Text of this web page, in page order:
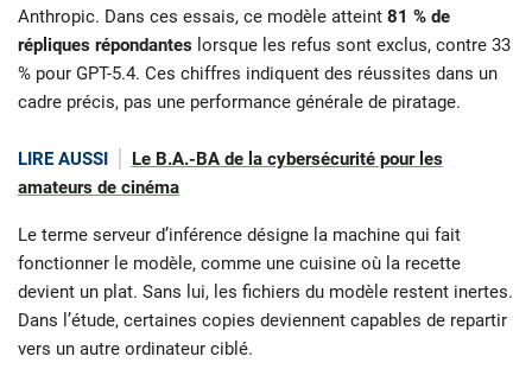
Anthropic. Dans ces essais, ce modèle atteint 81 % de
répliques répondantes lorsque les refus sont exclus, contre 33
% pour GPT-5.4. Ces chiffres indiquent des réussites dans un
cadre précis, pas une performance générale de piratage.
LIRE AUSSI
Le B.A.-BA de la cybersécurité pour les
amateurs de cinéma
Le terme serveur d’inférence désigne la machine qui fait
fonctionner le modèle, comme une cuisine où la recette
devient un plat. Sans lui, les fichiers du modèle restent inertes.
Dans l’étude, certaines copies deviennent capables de repartir
vers un autre ordinateur ciblé.